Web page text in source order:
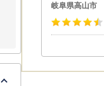
■ワンストップ
【オンライン申
高山市から送
ふるまど：
岐阜県高山市